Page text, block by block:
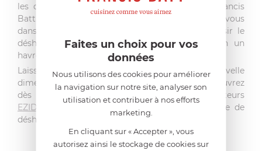
les déshydrateurs de qualité supérieure chez Francis
Batt. Explorez notre collection en ligne ou rendez-vous
dans notre boutique pour voir, toucher et choisir le
déshydrateur qui transformera votre cuisine en un
havre de créativité et de saveurs préservées.
Laissez Francis Batt vous guider vers une nouvelle
dimension de la préparation alimentaire. Découvrez
dès maintenant notre sélection de déshydrateurs
EZIDRI
pour une expérience de
déshydratation exceptionnelle.
Faites un choix pour vos
données
Nous utilisons des cookies pour améliorer
la navigation sur notre site, analyser son
utilisation et contribuer à nos efforts
marketing.
En cliquant sur « Accepter », vous
autorisez ainsi le stockage de cookies sur